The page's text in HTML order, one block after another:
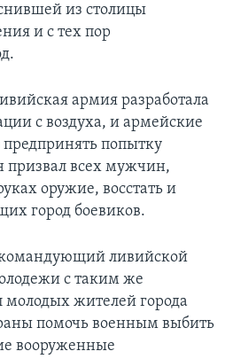
из столицы
и с тех пор
армия разработала
с воздуха, и армейские
предпринять попытку
призвал всех мужчин,
оружие, восстать и
город боевиков.
ливийской
с таким же
жителей города
помочь военным выбить
вооруженные